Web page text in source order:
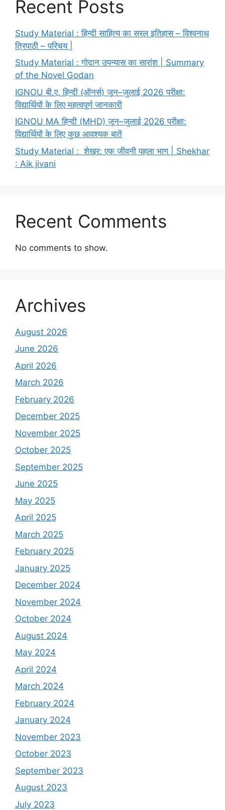
Recent Posts
Study Material : हिन्दी साहित्य का सरल इतिहास – विश्वनाथ
त्रिपाठी – परिचय |
Study Material : गोदान उपन्यास का सारांश | Summary
of the Novel Godan
IGNOU बी.ए. हिन्दी (ऑनर्स) जून–जुलाई 2026 परीक्षा:
विद्यार्थियों के लिए महत्वपूर्ण जानकारी
IGNOU MA हिन्दी (MHD) जून–जुलाई 2026 परीक्षा:
विद्यार्थियों के लिए कुछ आवश्यक बातें
Study Material : शेखर: एक जीवनी पहला भाग | Shekhar
: Aik jivani
Recent Comments
No comments to show.
Archives
August 2026
June 2026
April 2026
March 2026
February 2026
December 2025
November 2025
October 2025
September 2025
June 2025
May 2025
April 2025
March 2025
February 2025
January 2025
December 2024
November 2024
October 2024
August 2024
May 2024
April 2024
March 2024
February 2024
January 2024
November 2023
October 2023
September 2023
August 2023
July 2023